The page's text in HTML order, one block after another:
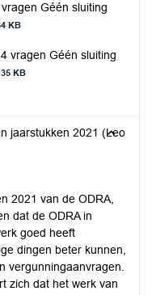
Géén sluiting
KB
vragen Géén sluiting
KB
jaarstukken 2021 (Leo
2021 van de ODRA,
dat de ODRA in
goed heeft
dingen beter kunnen,
vergunningaanvragen.
zich dat het werk van